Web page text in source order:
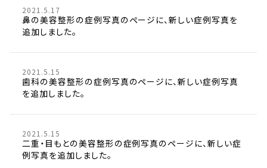
2021.5.17
鼻の美容整形の症例写真のページに、新しい症例写真を
追加しました。
2021.5.15
歯科の美容整形の症例写真のページに、新しい症例写真
を追加しました。
2021.5.15
二重・目もとの美容整形の症例写真のページに、新しい症
例写真を追加しました。